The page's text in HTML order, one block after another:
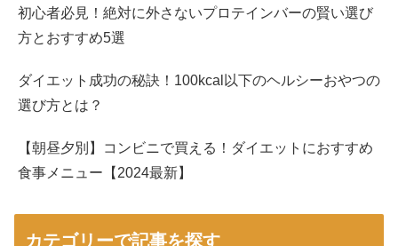
初心者必見！絶対に外さないプロテインバーの賢い選び
方とおすすめ5選
ダイエット成功の秘訣！100kcal以下のヘルシーおやつの
選び方とは？
【朝昼夕別】コンビニで買える！ダイエットにおすすめ
食事メニュー【2024最新】
カテゴリーで記事を探す